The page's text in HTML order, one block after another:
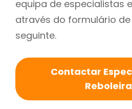
equipa de especialistas
através do formulário
seguinte.
Contactar
Reboleira